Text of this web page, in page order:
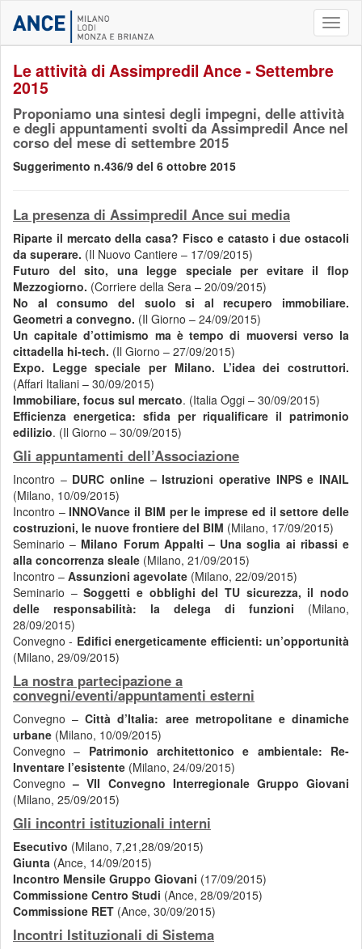
Le attività di Assimpredil Ance - Settembre
2015
Proponiamo una sintesi degli impegni, delle attività
e degli appuntamenti svolti da Assimpredil Ance nel
corso del mese di settembre 2015
Suggerimento n.436/9 del 6 ottobre 2015
La presenza di Assimpredil Ance sui media
Riparte il mercato della casa? Fisco e catasto i due ostacoli
da superare. (Il Nuovo Cantiere – 17/09/2015)
Futuro del sito, una legge speciale per evitare il flop
Mezzogiorno. (Corriere della Sera – 20/09/2015)
No al consumo del suolo si al recupero immobiliare.
Geometri a convegno. (Il Giorno – 24/09/2015)
Un capitale d’ottimismo ma è tempo di muoversi verso la
cittadella hi-tech. (Il Giorno – 27/09/2015)
Expo. Legge speciale per Milano. L’idea dei costruttori.
(Affari Italiani – 30/09/2015)
Immobiliare, focus sul mercato. (Italia Oggi – 30/09/2015)
Efficienza energetica: sfida per riqualificare il patrimonio
edilizio. (Il Giorno – 30/09/2015)
Gli appuntamenti dell’Associazione
Incontro – DURC online – Istruzioni operative INPS e INAIL
(Milano, 10/09/2015)
Incontro –INNOVance il BIM per le imprese ed il settore delle
costruzioni, le nuove frontiere del BIM (Milano, 17/09/2015)
Seminario – Milano Forum Appalti – Una soglia ai ribassi e
alla concorrenza sleale (Milano, 21/09/2015)
Incontro – Assunzioni agevolate (Milano, 22/09/2015)
Seminario –Soggetti e obblighi del TU sicurezza, il nodo
delle responsabilità: la delega di funzioni (Milano,
28/09/2015)
Convegno - Edifici energeticamente efficienti: un’opportunità
(Milano, 29/09/2015)
La nostra partecipazione a
convegni/eventi/appuntamenti esterni
Convegno –Città d’Italia: aree metropolitane e dinamiche
urbane (Milano, 10/09/2015)
Convegno – Patrimonio architettonico e ambientale: Re-
Inventare l’esistente (Milano, 24/09/2015)
Convegno – VII Convegno Interregionale Gruppo Giovani
(Milano, 25/09/2015)
Gli incontri istituzionali interni
Esecutivo (Milano, 7,21,28/09/2015)
Giunta (Ance, 14/09/2015)
Incontro Mensile Gruppo Giovani (17/09/2015)
Commissione Centro Studi (Ance, 28/09/2015)
Commissione RET (Ance, 30/09/2015)
Incontri Istituzionali di Sistema